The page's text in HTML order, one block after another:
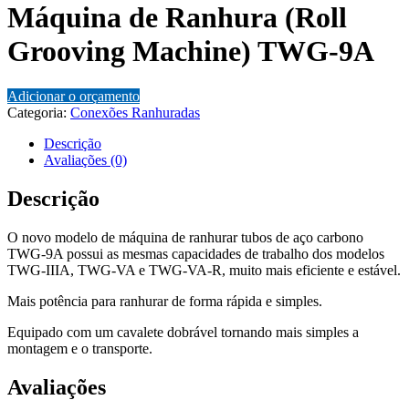
Máquina de Ranhura (Roll
Grooving Machine) TWG-9A
Adicionar o orçamento
Categoria: Conexões Ranhuradas
Descrição
Avaliações (0)
Descrição
O novo modelo de máquina de ranhurar tubos de aço carbono
TWG-9A possui as mesmas capacidades de trabalho dos modelos
TWG-IIIA, TWG-VA e TWG-VA-R, muito mais eficiente e estável.
Mais potência para ranhurar de forma rápida e simples.
Equipado com um cavalete dobrável tornando mais simples a
montagem e o transporte.
Avaliações